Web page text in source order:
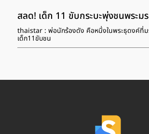
สลด! เด็ก 11 ขับกระบะพุ่งชนพระ
thaistar : พ่อนักร้องดัง คือหนึ่งในพระธุดงค์ที่
เด็ก11ขับชน